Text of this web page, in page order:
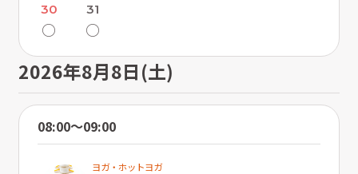
30
〇
31
〇
2026年8月8日(土)
08:00〜09:00
ヨガ・ホットヨガ